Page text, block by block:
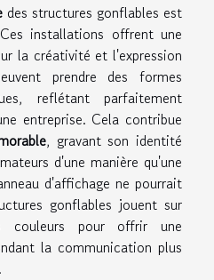
des structures gonflables est
installations offrent une
la créativité et l'expression
prendre des formes
reflétant parfaitement
entreprise. Cela contribue
, gravant son identité
d'une manière qu'une
d'affichage ne pourrait
gonflables jouent sur
couleurs pour offrir une
la communication plus